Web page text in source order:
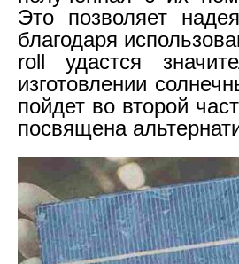
Это позволяет
благодаря
roll удастся
изготовлении
пойдет во второй
посвящена